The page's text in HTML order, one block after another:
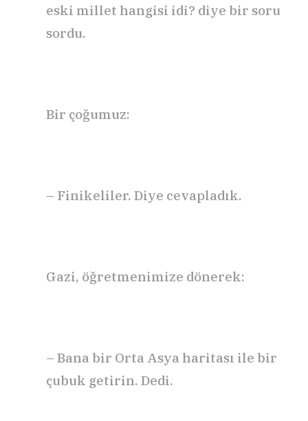
eski millet hangisi idi? diye bir soru
sordu.
Bir çoğumuz:
– Finikeliler. Diye cevapladık.
Gazi, öğretmenimize dönerek:
– Bana bir Orta Asya haritası ile bir
çubuk getirin. Dedi.